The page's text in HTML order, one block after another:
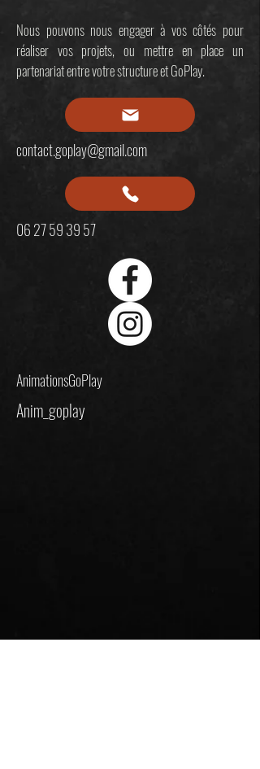
Nous pouvons nous engager à vos côtés pour
réaliser vos projets, ou mettre en place un
partenariat entre votre structure et GoPlay.
contact.goplay@gmail.com
06 27 59 39 57
AnimationsGoPlay
Anim_goplay